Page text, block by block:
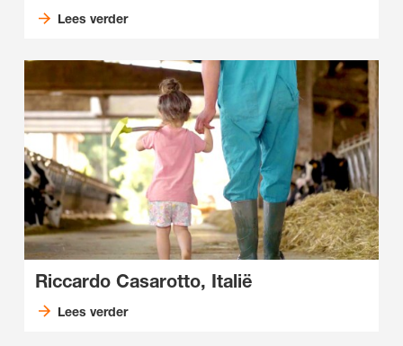
Lees verder
Riccardo Casarotto, Italië
Lees verder